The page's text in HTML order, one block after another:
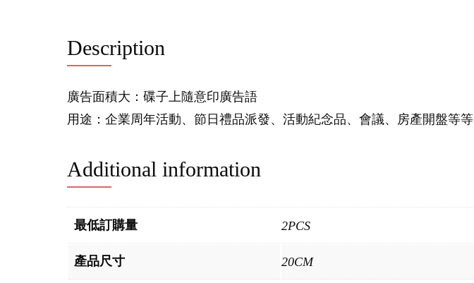
Description
廣告面積大：碟子上隨意印廣告語
用途：企業周年活動、節日禮品派發、活動紀念品、會議、房產開盤等等
Additional information
最低訂購量 2PCS
產品尺寸 20CM